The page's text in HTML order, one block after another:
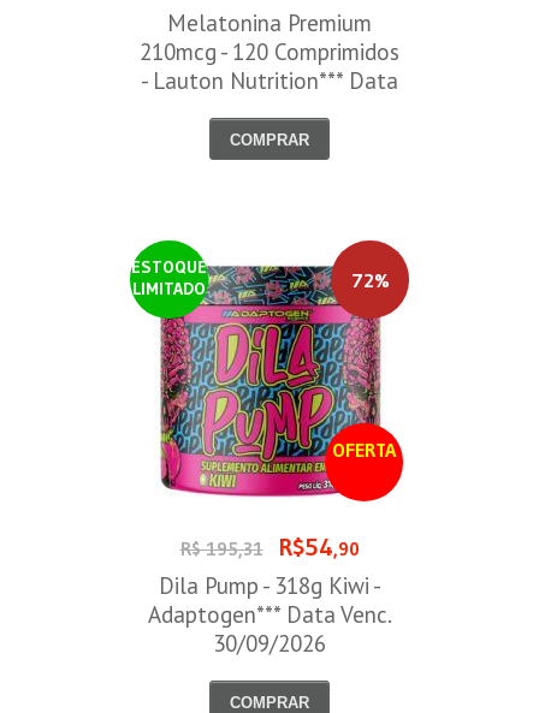
Melatonina Premium
210mcg - 120 Comprimidos
- Lauton Nutrition*** Data
COMPRAR
ESTOQUE
LIMITADO
OFERTA
72%
R$ 195,31 R$54,90
Dila Pump - 318g Kiwi -
Adaptogen*** Data Venc.
30/09/2026
COMPRAR